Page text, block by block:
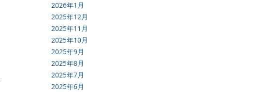
2026年1月
2025年12月
2025年11月
2025年10月
2025年9月
2025年8月
2025年7月
2025年6月